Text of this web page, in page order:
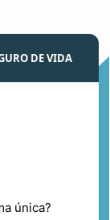
DE VIDA